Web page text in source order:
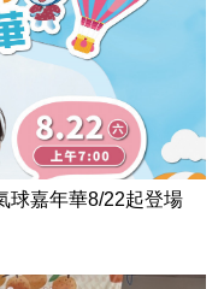
嘉年華8/22起登場